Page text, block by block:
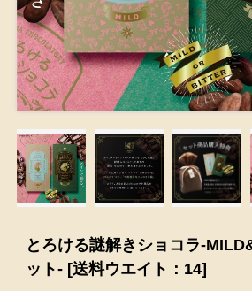
とろける謎解きショコラ-
ット- [送料ウエイト：14]